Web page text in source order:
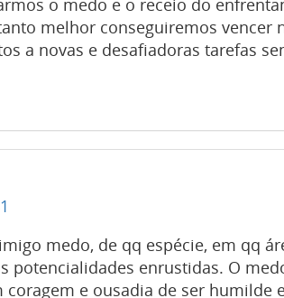
melhor conseguiremos vencer
a novas e desafiadoras tarefas
medo, de qq espécie, em qq
potencialidades enrustidas. O
coragem e ousadia de ser humilde